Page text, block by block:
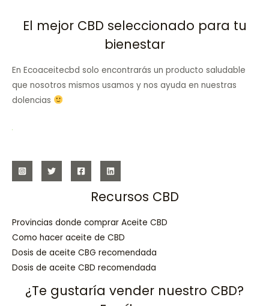
El mejor CBD seleccionado para tu
bienestar
En Ecoaceitecbd solo encontrarás un producto saludable
que nosotros mismos usamos y nos ayuda en nuestras
dolencias
Recursos CBD
Provincias donde comprar Aceite CBD
Como hacer aceite de CBD
Dosis de aceite CBG recomendada
Dosis de aceite CBD recomendada
¿Te gustaría vender nuestro CBD?